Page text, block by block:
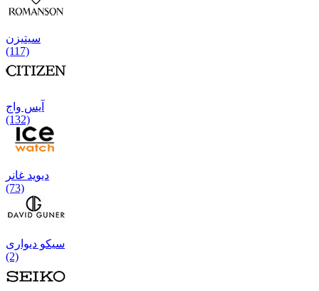
سیتیزن
(117)
آیس واج
(132)
دیوید غانر
(73)
سیکو دیواری
(2)